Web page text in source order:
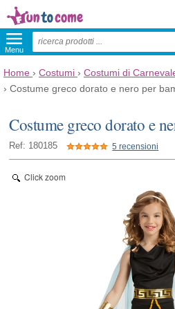
Menu
Home › Costumi › Costumi di
› Costume greco dorato e nero per
Costume greco dorato e
Ref: 180185 5 recensioni
Click zoom